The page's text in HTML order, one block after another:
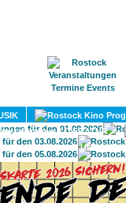
LITERATUR
UMLAND